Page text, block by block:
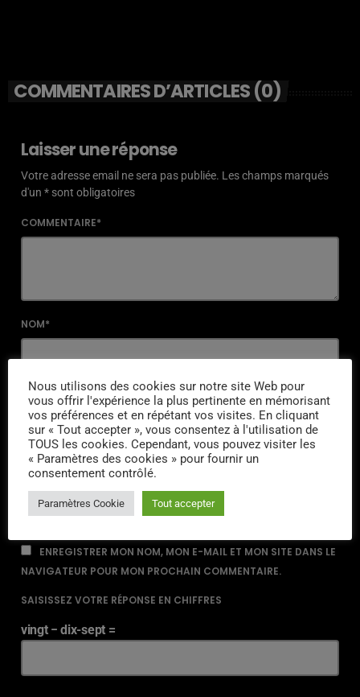
COMMENTAIRES D’ARTICLES (0)
Laisser une réponse
Votre adresse email ne sera pas publiée. Les champs marqués
d'un * sont obligatoires
COMMENTAIRE*
NOM*
EMAIL*
URL
ENREGISTRER MON NOM, MON E-MAIL ET MON SITE DANS LE
NAVIGATEUR POUR MON PROCHAIN COMMENTAIRE.
SAISISSEZ VOTRE RÉPONSE EN CHIFFRES
vingt − dix-sept =
Nous utilisons des cookies sur notre site Web pour
vous offrir l'expérience la plus pertinente en mémorisant
vos préférences et en répétant vos visites. En cliquant
sur « Tout accepter », vous consentez à l'utilisation de
TOUS les cookies. Cependant, vous pouvez visiter les
« Paramètres des cookies » pour fournir un
consentement contrôlé.
Paramètres Cookie Tout accepter